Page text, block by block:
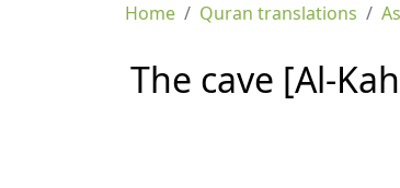
Home Quran translations
The cave [Al-